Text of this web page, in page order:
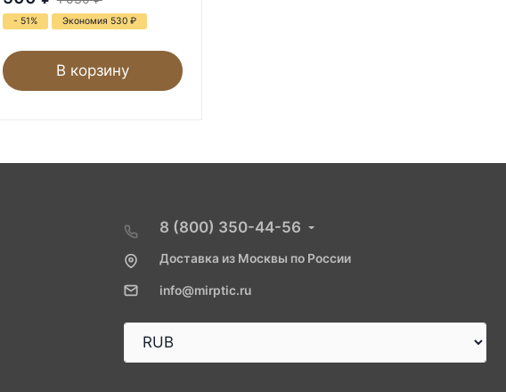
- 51% Экономия 530 ₽
В корзину
8 (800) 350-44-56
Доставка из Москвы по России
info@mirptic.ru